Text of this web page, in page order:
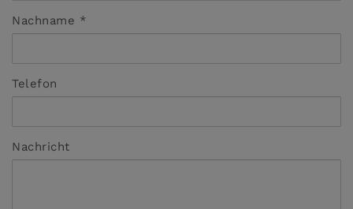
Nachname
Telefon
Nachricht